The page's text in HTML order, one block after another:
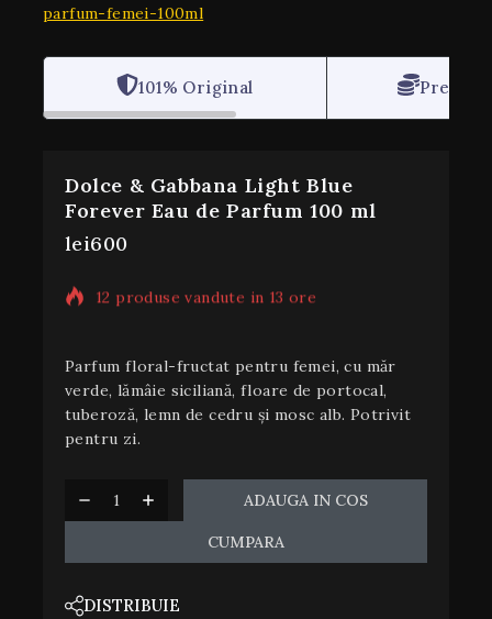
101% Original Pret
Dolce & Gabbana Light Blue
Forever Eau de Parfum 100 ml
lei600
Se vinde repede!! 14 persoane au adaugat
Parfum floral-fructat pentru femei, cu măr
verde, lămâie siciliană, floare de portocal,
tuberoză, lemn de cedru și mosc alb. Potrivit
pentru zi.
ADAUGA IN COS
CUMPARA
DISTRIBUIE